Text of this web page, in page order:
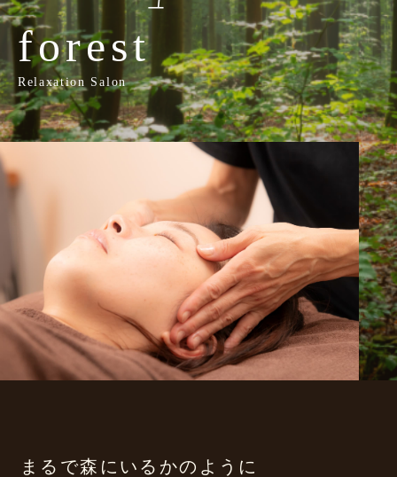
forest
Relaxation Salon
まるで森にいるかのように